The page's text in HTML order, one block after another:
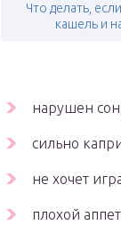
Что делать,
кашель и
нарушен
сильно
не хочет
плохой